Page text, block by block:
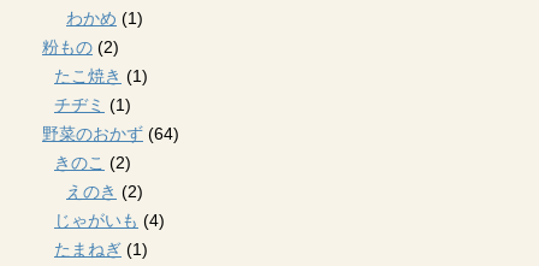
わかめ (1)
粉もの (2)
たこ焼き (1)
チヂミ (1)
野菜のおかず (64)
きのこ (2)
えのき (2)
じゃがいも (4)
たまねぎ (1)